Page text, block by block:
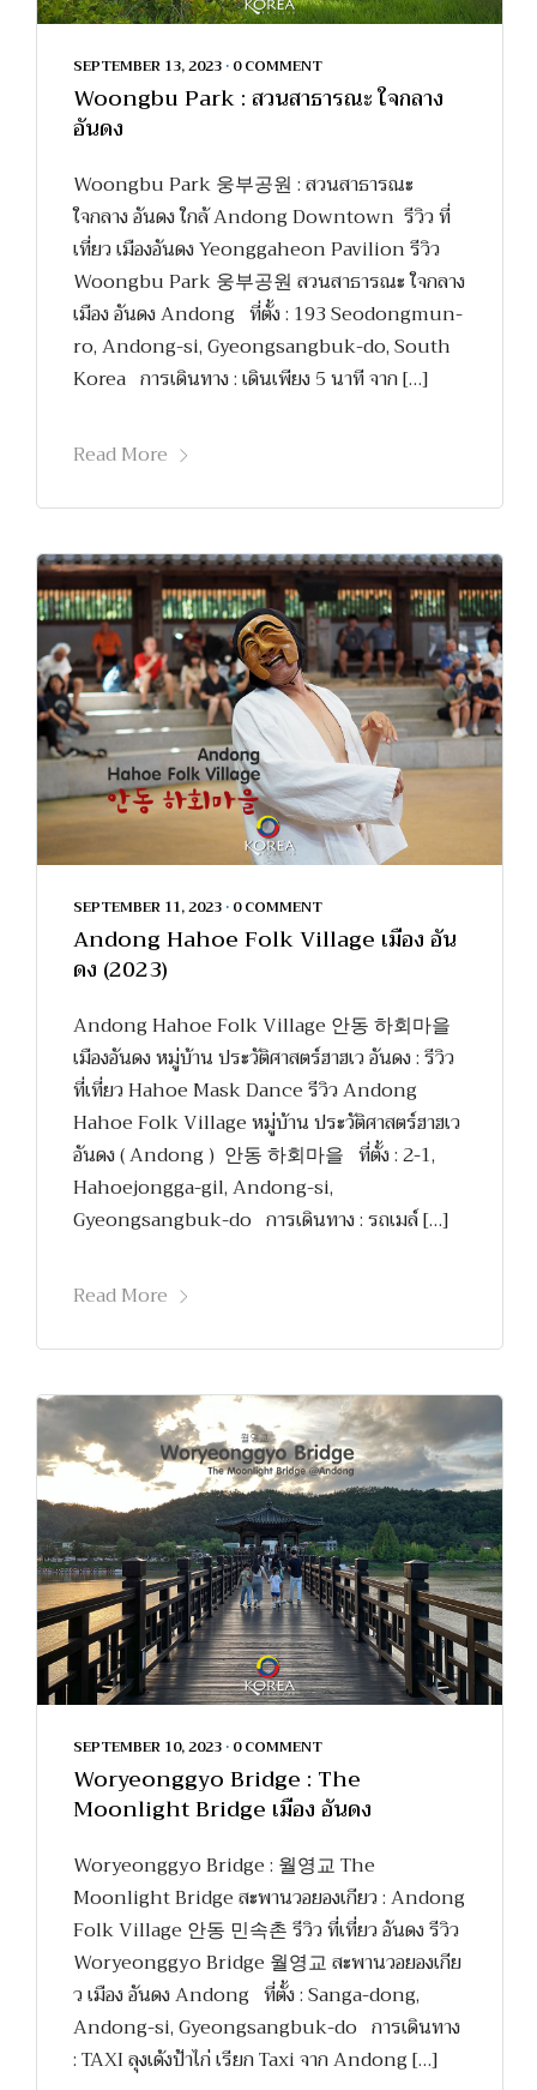
SEPTEMBER 13, 2023 • 0 COMMENT
Woongbu Park : สวนสาธารณะ ใจกลาง
อันดง
Woongbu Park 웅부공원 : สวนสาธารณะ
ใจกลาง อันดง ใกล้ Andong Downtown รีวิว ที่
เที่ยว เมืองอันดง Yeonggaheon Pavilion รีวิว
Woongbu Park 웅부공원 สวนสาธารณะ ใจกลาง
เมือง อันดง Andong ที่ตั้ง : 193 Seodongmun-
ro, Andong-si, Gyeongsangbuk-do, South
Korea การเดินทาง : เดินเพียง 5 นาที จาก […]
Read More
SEPTEMBER 11, 2023 • 0 COMMENT
Andong Hahoe Folk Village เมือง อัน
ดง (2023)
Andong Hahoe Folk Village 안동 하회마을
เมืองอันดง หมู่บ้าน ประวัติศาสตร์ฮาฮเว อันดง : รีวิว
ที่เที่ยว Hahoe Mask Dance รีวิว Andong
Hahoe Folk Village หมู่บ้าน ประวัติศาสตร์ฮาฮเว
อันดง ( Andong ) 안동 하회마을 ที่ตั้ง : 2-1,
Hahoejongga-gil, Andong-si,
Gyeongsangbuk-do การเดินทาง : รถเมล์ […]
Read More
SEPTEMBER 10, 2023 • 0 COMMENT
Woryeonggyo Bridge : The
Moonlight Bridge เมือง อันดง
Woryeonggyo Bridge : 월영교 The
Moonlight Bridge สะพานวอยองเกียว : Andong
Folk Village 안동 민속촌 รีวิว ที่เที่ยว อันดง รีวิว
Woryeonggyo Bridge 월영교 สะพานวอยองเกีย
ว เมือง อันดง Andong ที่ตั้ง : Sanga-dong,
Andong-si, Gyeongsangbuk-do การเดินทาง
: TAXI ลุงเด้งป้าไก่ เรียก Taxi จาก Andong […]